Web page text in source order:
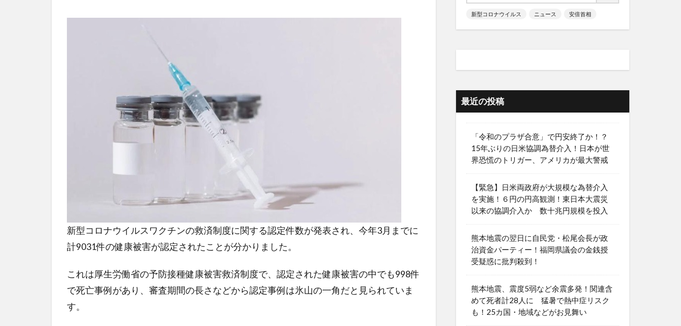
新型コロナウイルスワクチンの救済制度に関する認定件数が発表され、今年3月までに
計9031件の健康被害が認定されたことが分かりました。
これは厚生労働省の予防接種健康被害救済制度で、認定された健康被害の中でも998件
で死亡事例があり、審査期間の長さなどから認定事例は氷山の一角だと見られていま
す。
新型コロナウイルス ニュース 安倍首相
最近の投稿
「令和のプラザ合意」で円安終了か！？
15年ぶりの日米協調為替介入！日本が世
界恐慌のトリガー、アメリカが最大警戒
【緊急】日米両政府が大規模な為替介入
を実施！６円の円高観測！東日本大震災
以来の協調介入か 数十兆円規模を投入
熊本地震の翌日に自民党・松尾会長が政
治資金パーティー！福岡県議会の金銭授
受疑惑に批判殺到！
熊本地震、震度5弱など余震多発！関連含
めて死者計28人に 猛暑で熱中症リスク
も！25カ国・地域などがお見舞い